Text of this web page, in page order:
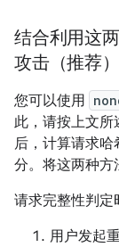
结合利用这
攻击（推荐）
您可以使用
此，请按上文所
后，计算请求
分。将这两种方
请求完整性判定
用户发起